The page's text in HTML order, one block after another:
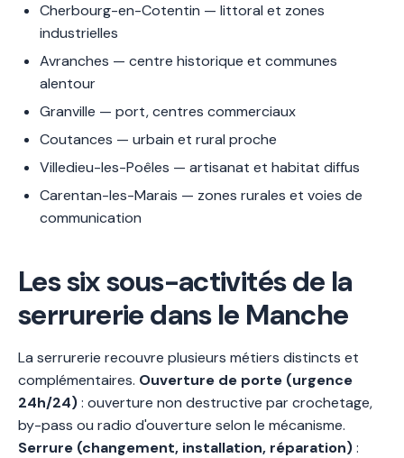
Cherbourg-en-Cotentin — littoral et zones
industrielles
Avranches — centre historique et communes
alentour
Granville — port, centres commerciaux
Coutances — urbain et rural proche
Villedieu-les-Poêles — artisanat et habitat diffus
Carentan-les-Marais — zones rurales et voies de
communication
Les six sous-activités de la
serrurerie dans le Manche
La serrurerie recouvre plusieurs métiers distincts et
complémentaires. Ouverture de porte (urgence
24h/24): ouverture non destructive par crochetage,
by-pass ou radio d'ouverture selon le mécanisme.
Serrure (changement, installation, réparation):